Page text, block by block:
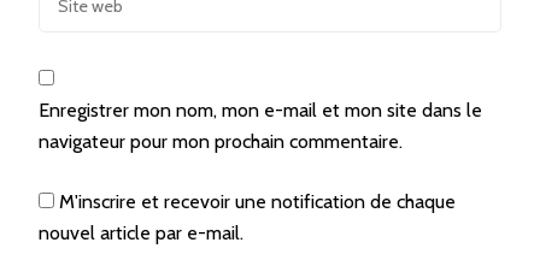
Enregistrer mon nom, mon e-mail et mon site dans le
navigateur pour mon prochain commentaire.
M'inscrire et recevoir une notification de chaque
nouvel article par e-mail.